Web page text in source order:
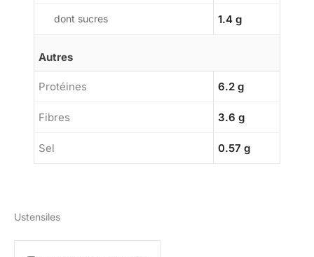
dont sucres 1.4 g
Autres
Protéines 6.2 g
Fibres 3.6 g
Sel 0.57 g
Ustensiles